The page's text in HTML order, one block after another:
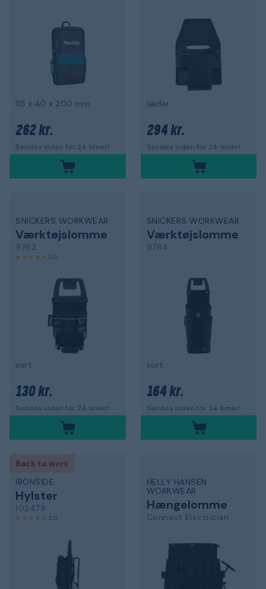
115 x 40 x 200 mm
262 kr.
Sendes inden for 24 timer!
læder
294 kr.
Sendes inden for 24 timer!
SNICKERS WORKWEAR
Værktøjslomme
9762
5,0
sort
130 kr.
Sendes inden for 24 timer!
SNICKERS WORKWEAR
Værktøjslomme
9764
sort
164 kr.
Sendes inden for 24 timer!
Back to work
IRONSIDE
Hylster
102479
5,0
HELLY HANSEN
WORKWEAR
Hængelomme
Connect Electrician